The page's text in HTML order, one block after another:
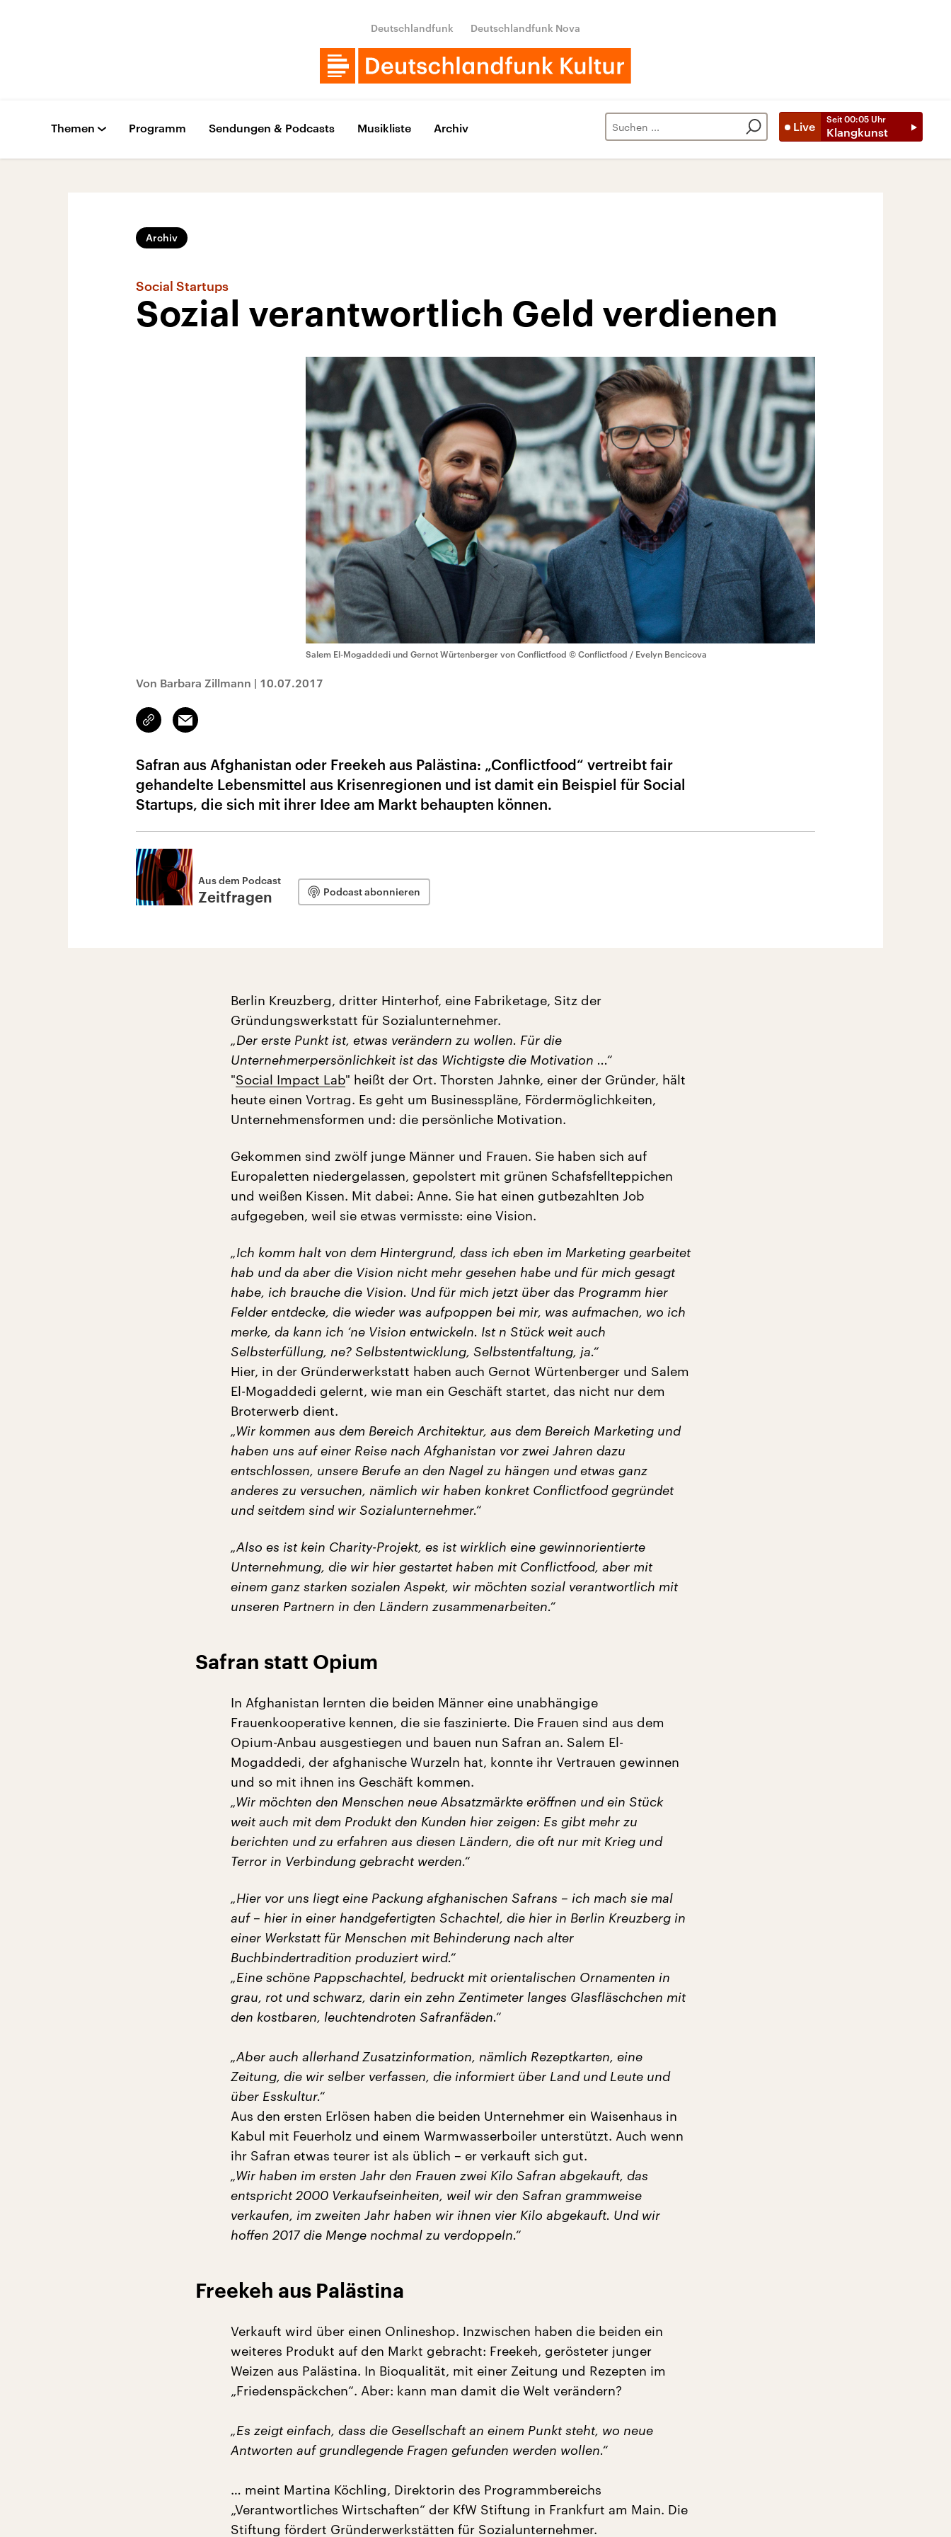
Deutschlandfunk Deutschlandfunk Nova
Live
Seit 00:05 Uhr
Klangkunst
Themen Programm Sendungen & Podcasts Musikliste Archiv
Archiv
Social Startups
Sozial verantwortlich Geld verdienen
Salem El-Mogaddedi und Gernot Würtenberger von Conflictfood © Conflictfood / Evelyn Bencicova
Von Barbara Zillmann | 10.07.2017
Link
kopieren/teilen
Email
Safran aus Afghanistan oder Freekeh aus Palästina: „Conflictfood“ vertreibt fair
gehandelte Lebensmittel aus Krisenregionen und ist damit ein Beispiel für Social
Startups, die sich mit ihrer Idee am Markt behaupten können.
Aus dem Podcast
Zeitfragen Podcast abonnieren
Berlin Kreuzberg, dritter Hinterhof, eine Fabriketage, Sitz der
Gründungswerkstatt für Sozialunternehmer.
„Der erste Punkt ist, etwas verändern zu wollen. Für die
Unternehmerpersönlichkeit ist das Wichtigste die Motivation ...“
"Social Impact Lab" heißt der Ort. Thorsten Jahnke, einer der Gründer, hält
heute einen Vortrag. Es geht um Businesspläne, Fördermöglichkeiten,
Unternehmensformen und: die persönliche Motivation.
Gekommen sind zwölf junge Männer und Frauen. Sie haben sich auf
Europaletten niedergelassen, gepolstert mit grünen Schafsfellteppichen
und weißen Kissen. Mit dabei: Anne. Sie hat einen gutbezahlten Job
aufgegeben, weil sie etwas vermisste: eine Vision.
„Ich komm halt von dem Hintergrund, dass ich eben im Marketing gearbeitet
hab und da aber die Vision nicht mehr gesehen habe und für mich gesagt
habe, ich brauche die Vision. Und für mich jetzt über das Programm hier
Felder entdecke, die wieder was aufpoppen bei mir, was aufmachen, wo ich
merke, da kann ich ‘ne Vision entwickeln. Ist n Stück weit auch
Selbsterfüllung, ne? Selbstentwicklung, Selbstentfaltung, ja.“
Hier, in der Gründerwerkstatt haben auch Gernot Würtenberger und Salem
El-Mogaddedi gelernt, wie man ein Geschäft startet, das nicht nur dem
Broterwerb dient.
„Wir kommen aus dem Bereich Architektur, aus dem Bereich Marketing und
haben uns auf einer Reise nach Afghanistan vor zwei Jahren dazu
entschlossen, unsere Berufe an den Nagel zu hängen und etwas ganz
anderes zu versuchen, nämlich wir haben konkret Conflictfood gegründet
und seitdem sind wir Sozialunternehmer.“
„Also es ist kein Charity-Projekt, es ist wirklich eine gewinnorientierte
Unternehmung, die wir hier gestartet haben mit Conflictfood, aber mit
einem ganz starken sozialen Aspekt, wir möchten sozial verantwortlich mit
unseren Partnern in den Ländern zusammenarbeiten.“
Safran statt Opium
In Afghanistan lernten die beiden Männer eine unabhängige
Frauenkooperative kennen, die sie faszinierte. Die Frauen sind aus dem
Opium-Anbau ausgestiegen und bauen nun Safran an. Salem El-
Mogaddedi, der afghanische Wurzeln hat, konnte ihr Vertrauen gewinnen
und so mit ihnen ins Geschäft kommen.
„Wir möchten den Menschen neue Absatzmärkte eröffnen und ein Stück
weit auch mit dem Produkt den Kunden hier zeigen: Es gibt mehr zu
berichten und zu erfahren aus diesen Ländern, die oft nur mit Krieg und
Terror in Verbindung gebracht werden.“
„Hier vor uns liegt eine Packung afghanischen Safrans – ich mach sie mal
auf – hier in einer handgefertigten Schachtel, die hier in Berlin Kreuzberg in
einer Werkstatt für Menschen mit Behinderung nach alter
Buchbindertradition produziert wird.“
„Eine schöne Pappschachtel, bedruckt mit orientalischen Ornamenten in
grau, rot und schwarz, darin ein zehn Zentimeter langes Glasfläschchen mit
den kostbaren, leuchtendroten Safranfäden.“
„Aber auch allerhand Zusatzinformation, nämlich Rezeptkarten, eine
Zeitung, die wir selber verfassen, die informiert über Land und Leute und
über Esskultur.“
Aus den ersten Erlösen haben die beiden Unternehmer ein Waisenhaus in
Kabul mit Feuerholz und einem Warmwasserboiler unterstützt. Auch wenn
ihr Safran etwas teurer ist als üblich – er verkauft sich gut.
„Wir haben im ersten Jahr den Frauen zwei Kilo Safran abgekauft, das
entspricht 2000 Verkaufseinheiten, weil wir den Safran grammweise
verkaufen, im zweiten Jahr haben wir ihnen vier Kilo abgekauft. Und wir
hoffen 2017 die Menge nochmal zu verdoppeln.“
Freekeh aus Palästina
Verkauft wird über einen Onlineshop. Inzwischen haben die beiden ein
weiteres Produkt auf den Markt gebracht: Freekeh, gerösteter junger
Weizen aus Palästina. In Bioqualität, mit einer Zeitung und Rezepten im
„Friedenspäckchen“. Aber: kann man damit die Welt verändern?
„Es zeigt einfach, dass die Gesellschaft an einem Punkt steht, wo neue
Antworten auf grundlegende Fragen gefunden werden wollen.“
… meint Martina Köchling, Direktorin des Programmbereichs
„Verantwortliches Wirtschaften“ der KfW Stiftung in Frankfurt am Main. Die
Stiftung fördert Gründerwerkstätten für Sozialunternehmer.